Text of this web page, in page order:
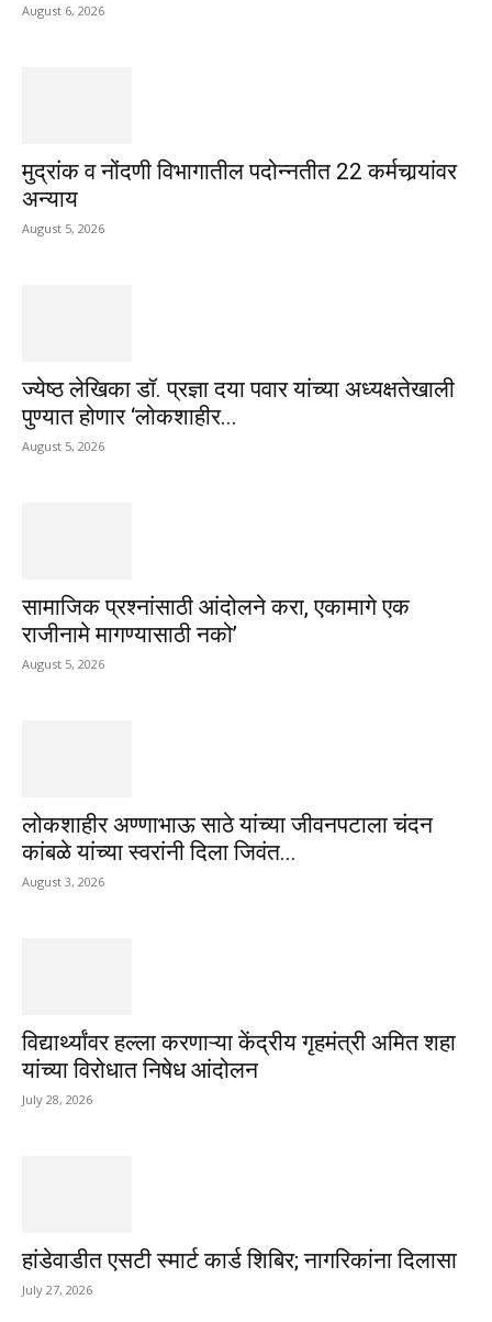
August 6, 2026
मुद्रांक व नोंदणी विभागातील पदोन्नतीत 22 कर्मचार्‍यांवर
अन्याय
August 5, 2026
ज्येष्ठ लेखिका डॉ. प्रज्ञा दया पवार यांच्या अध्यक्षतेखाली
पुण्यात होणार ‘लोकशाहीर...
August 5, 2026
सामाजिक प्रश्नांसाठी आंदोलने करा, एकामागे एक
राजीनामे मागण्यासाठी नको’
August 5, 2026
लोकशाहीर अण्णाभाऊ साठे यांच्या जीवनपटाला चंदन
कांबळे यांच्या स्वरांनी दिला जिवंत...
August 3, 2026
विद्यार्थ्यांवर हल्ला करणाऱ्या केंद्रीय गृहमंत्री अमित शहा
यांच्या विरोधात निषेध आंदोलन
July 28, 2026
हांडेवाडीत एसटी स्मार्ट कार्ड शिबिर; नागरिकांना दिलासा
July 27, 2026